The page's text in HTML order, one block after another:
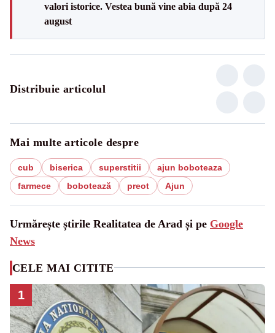
valori istorice. Vestea bună vine abia după 24
august
Distribuie articolul
Mai multe articole despre
cub biserica superstitii
ajun boboteaza
farmece
bobotează preot Ajun
Urmărește știrile Realitatea de Arad și pe Google
News
CELE MAI CITITE
1